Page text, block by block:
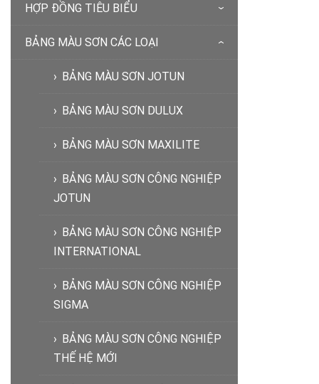
HỢP ĐỒNG TIÊU BIỂU
BẢNG MÀU SƠN CÁC LOẠI
BẢNG MÀU SƠN JOTUN
BẢNG MÀU SƠN DULUX
BẢNG MÀU SƠN MAXILITE
BẢNG MÀU SƠN CÔNG NGHIỆP
JOTUN
BẢNG MÀU SƠN CÔNG NGHIỆP
INTERNATIONAL
BẢNG MÀU SƠN CÔNG NGHIỆP
SIGMA
BẢNG MÀU SƠN CÔNG NGHIỆP
THẾ HỆ MỚI